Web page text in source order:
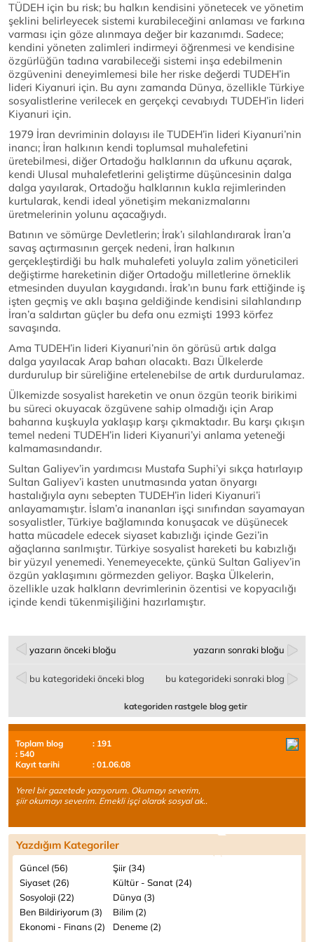
TÜDEH için bu risk; bu halkın kendisini yönetecek ve yönetim
şeklini belirleyecek sistemi kurabileceğini anlaması ve farkına
varması için göze alınmaya değer bir kazanımdı. Sadece;
kendini yöneten zalimleri indirmeyi öğrenmesi ve kendisine
özgürlüğün tadına varabileceği sistemi inşa edebilmenin
özgüvenini deneyimlemesi bile her riske değerdi TUDEH’in
lideri Kiyanuri için. Bu aynı zamanda Dünya, özellikle Türkiye
sosyalistlerine verilecek en gerçekçi cevabıydı TUDEH’in lideri
Kiyanuri için.
1979 İran devriminin dolayısı ile TUDEH’in lideri Kiyanuri’nin
inancı; İran halkının kendi toplumsal muhalefetini
üretebilmesi, diğer Ortadoğu halklarının da ufkunu açarak,
kendi Ulusal muhalefetlerini geliştirme düşüncesinin dalga
dalga yayılarak, Ortadoğu halklarının kukla rejimlerinden
kurtularak, kendi ideal yönetişim mekanizmalarını
üretmelerinin yolunu açacağıydı.
Batının ve sömürge Devletlerin; İrak’ı silahlandırarak İran’a
savaş açtırmasının gerçek nedeni, İran halkının
gerçekleştirdiği bu halk muhalefeti yoluyla zalim yöneticileri
değiştirme hareketinin diğer Ortadoğu milletlerine örneklik
etmesinden duyulan kaygıdandı. İrak’ın bunu fark ettiğinde iş
işten geçmiş ve aklı başına geldiğinde kendisini silahlandırıp
İran’a saldırtan güçler bu defa onu ezmişti 1993 körfez
savaşında.
Ama TUDEH’in lideri Kiyanuri’nin ön görüsü artık dalga
dalga yayılacak Arap baharı olacaktı. Bazı Ülkelerde
durdurulup bir süreliğine ertelenebilse de artık durdurulamaz.
Ülkemizde sosyalist hareketin ve onun özgün teorik birikimi
bu süreci okuyacak özgüvene sahip olmadığı için Arap
baharına kuşkuyla yaklaşıp karşı çıkmaktadır. Bu karşı çıkışın
temel nedeni TUDEH’in lideri Kiyanuri’yi anlama yeteneği
kalmamasındandır.
Sultan Galiyev’in yardımcısı Mustafa Suphi’yi sıkça hatırlayıp
Sultan Galiyev’i kasten unutmasında yatan önyargı
hastalığıyla aynı sebepten TUDEH’in lideri Kiyanuri’i
anlayamamıştır. İslam’a inananları işçi sınıfından sayamayan
sosyalistler, Türkiye bağlamında konuşacak ve düşünecek
hatta mücadele edecek siyaset kabızlığı içinde Gezi’in
ağaçlarına sarılmıştır. Türkiye sosyalist hareketi bu kabızlığı
bir yüzyıl yenemedi. Yenemeyecekte, çünkü Sultan Galiyev’in
özgün yaklaşımını görmezden geliyor. Başka Ülkelerin,
özellikle uzak halkların devrimlerinin özentisi ve kopyacılığı
içinde kendi tükenmişiliğini hazırlamıştır.
yazarın önceki bloğu yazarın sonraki bloğu
bu kategorideki önceki blog bu kategorideki sonraki blog
kategoriden rastgele blog getir
Toplam blog
: 191
: 540
Kayıt tarihi
: 01.06.08
Yerel bir gazetede yazıyorum. Okumayı severim,
şiir okumayı severim. Emekli işçi olarak sosyal ak..
Yazdığım Kategoriler
Güncel (56)
Şiir (34)
Siyaset (26)
Kültür - Sanat (24)
Sosyoloji (22)
Dünya (3)
Ben Bildiriyorum (3)
Bilim (2)
Ekonomi - Finans (2)
Deneme (2)